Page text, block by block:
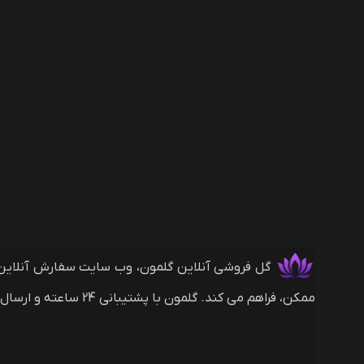
ممکن، فراهم می کند. گلمون با پشتیبانی 24 ساعته و ارسال های بین المللی (با روش های پرداخت ریالی و دلاری) همراه شماست.